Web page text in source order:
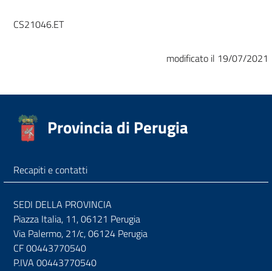
CS21046.ET
modificato il 19/07/2021
Provincia di Perugia
Recapiti e contatti
SEDI DELLA PROVINCIA
Piazza Italia, 11, 06121 Perugia
Via Palermo, 21/c, 06124 Perugia
CF 00443770540
P.IVA 00443770540